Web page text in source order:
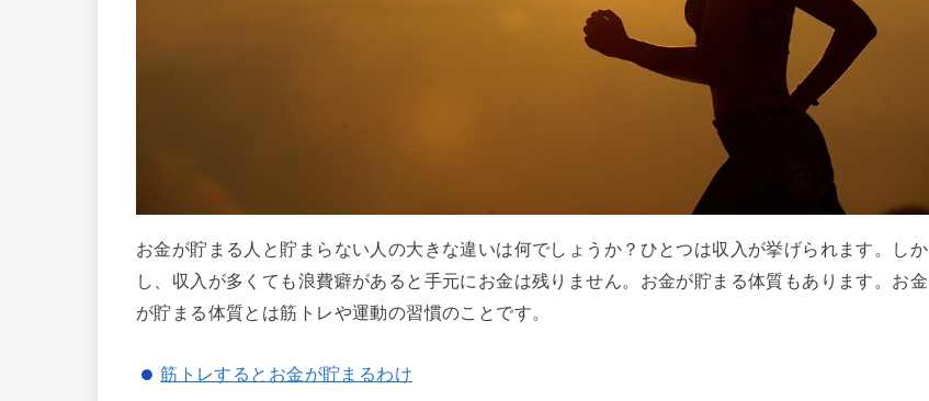
お金が貯まる人と貯まらない人の大きな違いは何でしょうか？ひとつは収入が挙げられます。しか
し、収入が多くても浪費癖があると手元にお金は残りません。お金が貯まる体質もあります。お金
が貯まる体質とは筋トレや運動の習慣のことです。
筋トレするとお金が貯まるわけ